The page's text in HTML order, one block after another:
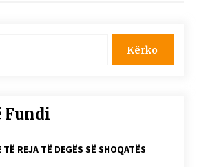
ngrihet Atdheu
Fundi
REJA TË DEGËS SË SHOQATËS